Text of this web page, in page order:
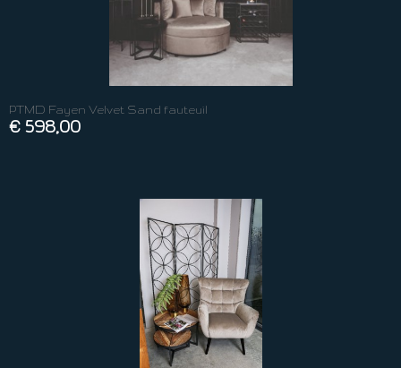
PTMD Fayen Velvet Sand fauteuil
€ 598,00